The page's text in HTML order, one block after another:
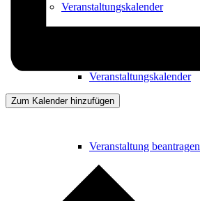
Veranstaltungskalender
Veranstaltungskalender
Veranstaltung beantragen
Zum Kalender hinzufügen